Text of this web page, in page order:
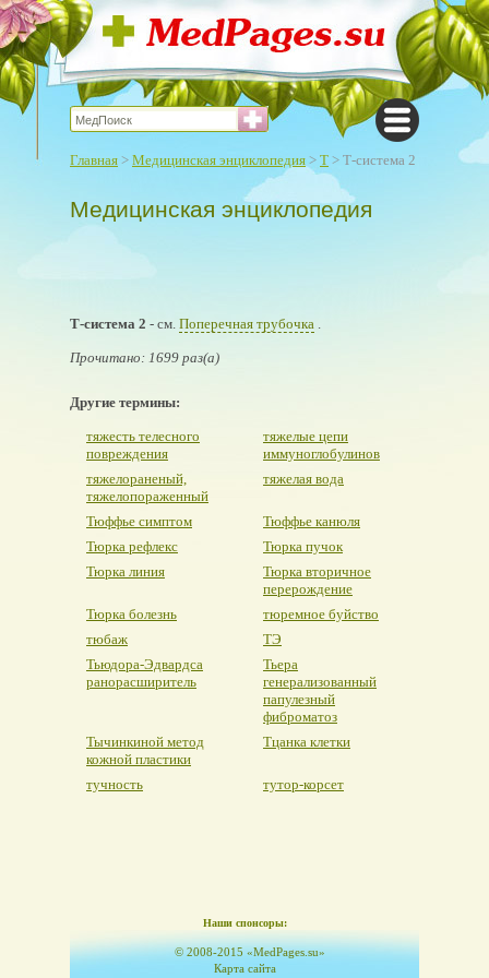
Главная > Медицинская энциклопедия > Т > Т-система 2
Медицинская энциклопедия
Т-система 2 - см. Поперечная трубочка .
Прочитано: 1699 раз(а)
Другие термины:
тяжесть телесного
повреждения
тяжелые цепи
иммуноглобулинов
тяжелораненый,
тяжелопораженный
тяжелая вода
Тюффье симптом
Тюффье канюля
Тюрка рефлекс
Тюрка пучок
Тюрка линия
Тюрка вторичное
перерождение
Тюрка болезнь
тюремное буйство
тюбаж
ТЭ
Тьюдора-Эдвардса
ранорасширитель
Тьера
генерализованный
папулезный
фиброматоз
Тычинкиной метод
кожной пластики
Тцанка клетки
тучность тутор-корсет
Наши спонсоры:
© 2008-2015 «MedPages.su»
Карта сайта